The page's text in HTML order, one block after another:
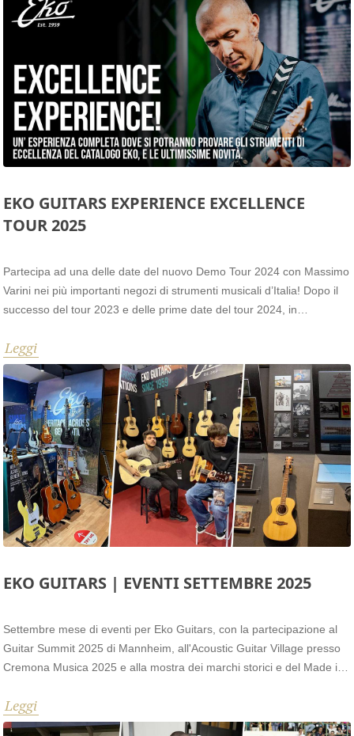
EKO GUITARS EXPERIENCE EXCELLENCE
TOUR 2025
Partecipa ad una delle date del nuovo Demo Tour 2024 con Massimo
Varini nei più importanti negozi di strumenti musicali d’Italia! Dopo il
successo del tour 2023 e delle prime date del tour 2024, in
regione Sicilia, a partire dal 21 Ottobre. Scopri le Date!
Leggi
EKO GUITARS | EVENTI SETTEMBRE 2025
Settembre mese di eventi per Eko Guitars, con la partecipazione al
Guitar Summit 2025 di Mannheim, all'Acoustic Guitar Village presso
Cremona Musica 2025 e alla mostra dei marchi storici e del Made in
marchio Eko Guitars ha presentato varie novità al pubblico italiano e
internazionale, oltre a rappresentare l'identità del brand in contesti
Leggi